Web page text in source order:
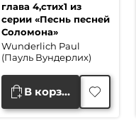
глава 4,стих1 из
серии «Песнь песней
Соломона»
Wunderlich Paul
(Пауль Вундерлих)
цена
составляла
61,600 ₽.
цена:
40,000 ₽.
В корзину